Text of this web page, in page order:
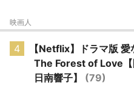
映画人
4
【Netflix】ドラマ版
The Forest of Love【
日南響子】 (79)